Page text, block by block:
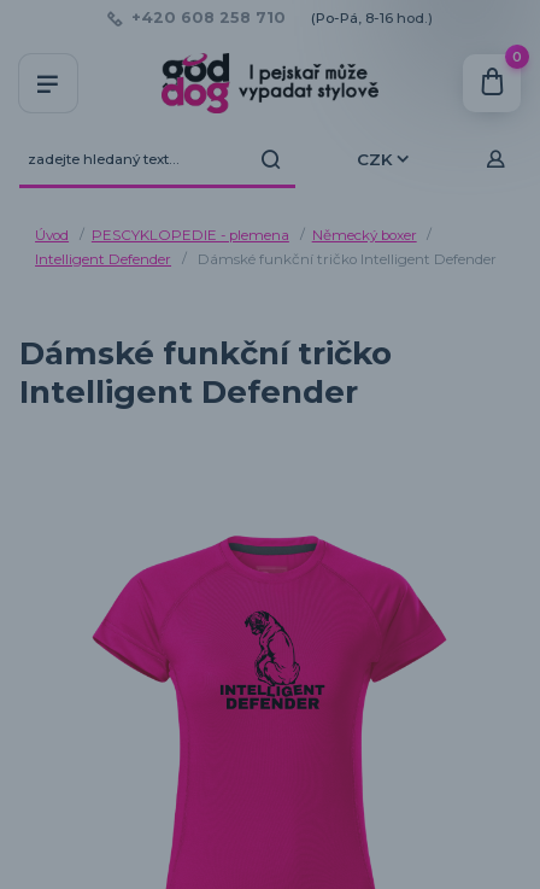
CZK
+420 608 258 710 (Po-Pá, 8-16 hod.)
0
Úvod PESCYKLOPEDIE - plemena
Německý boxer
Intelligent Defender
Dámské funkční tričko Intelligent Defender
Dámské funkční tričko
Intelligent Defender